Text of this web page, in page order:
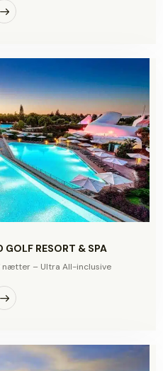
RESORT & SPA
nætter – Ultra All-inclusive